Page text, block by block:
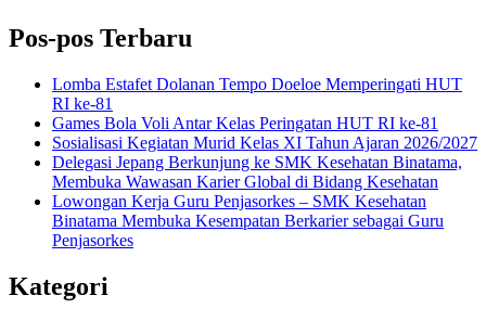
Pos-pos Terbaru
Lomba Estafet Dolanan Tempo Doeloe Memperingati HUT
RI ke-81
Games Bola Voli Antar Kelas Peringatan HUT RI ke-81
Sosialisasi Kegiatan Murid Kelas XI Tahun Ajaran 2026/2027
Delegasi Jepang Berkunjung ke SMK Kesehatan Binatama,
Membuka Wawasan Karier Global di Bidang Kesehatan
Lowongan Kerja Guru Penjasorkes – SMK Kesehatan
Binatama Membuka Kesempatan Berkarier sebagai Guru
Penjasorkes
Kategori